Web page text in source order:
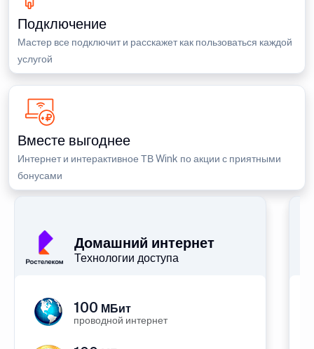
Подключение
Мастер все подключит и расскажет как пользоваться каждой
услугой
Вместе выгоднее
Интернет и интерактивное ТВ Wink по акции с приятными
бонусами
Домашний интернет
Технологии доступа
100 МБит
проводной интернет